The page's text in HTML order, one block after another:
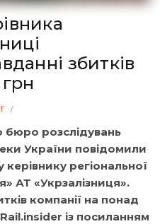
збитків
розслідувань
України повідомили
регіональної
АТ «Укрзалізниця».
компанії на понад
із посиланням